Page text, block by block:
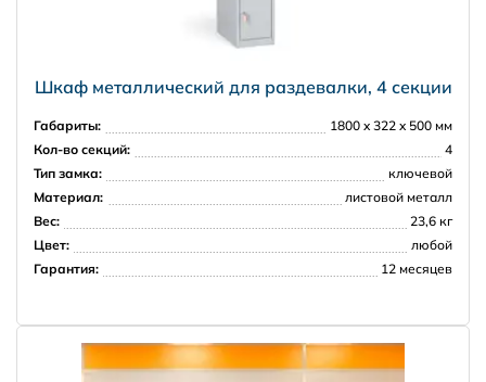
5000 рублей в пределах МКАД
7000 рублей в пределах 30 км от МКАД
Регионы РФ
PRISMA
Шкаф металлический для раздевалки, 4 секции
Габариты:
1800 x 322 x 500 мм
Кол-во секций:
4
Тип замка:
ключевой
Материал:
листовой металл
Вес:
23,6 кг
Цвет:
любой
Гарантия:
12 месяцев